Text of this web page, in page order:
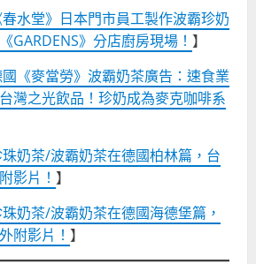
春水堂》日本門市員工製作波霸珍奶
GARDENS》分店廚房現場！ 】
《麥當勞》波霸奶茶廣告：速食業
灣之光飲品！珍奶成為麥克咖啡系
奶茶/波霸奶茶在德國柏林篇，台
影片！ 】
奶茶/波霸奶茶在德國海德堡篇，
附影片！ 】